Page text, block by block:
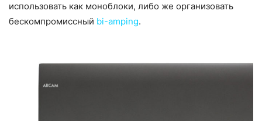
использовать как моноблоки, либо же организовать
бескомпромиссный bi-amping.